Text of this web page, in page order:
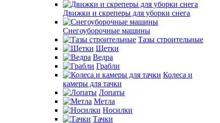
Движки и скреперы для уборки снега
Снегоуборочные машины
Тазы строительные
Щетки
Ведра
Грабли
Колеса и
камеры для тачки
Лопаты
Метла
Носилки
Тачки